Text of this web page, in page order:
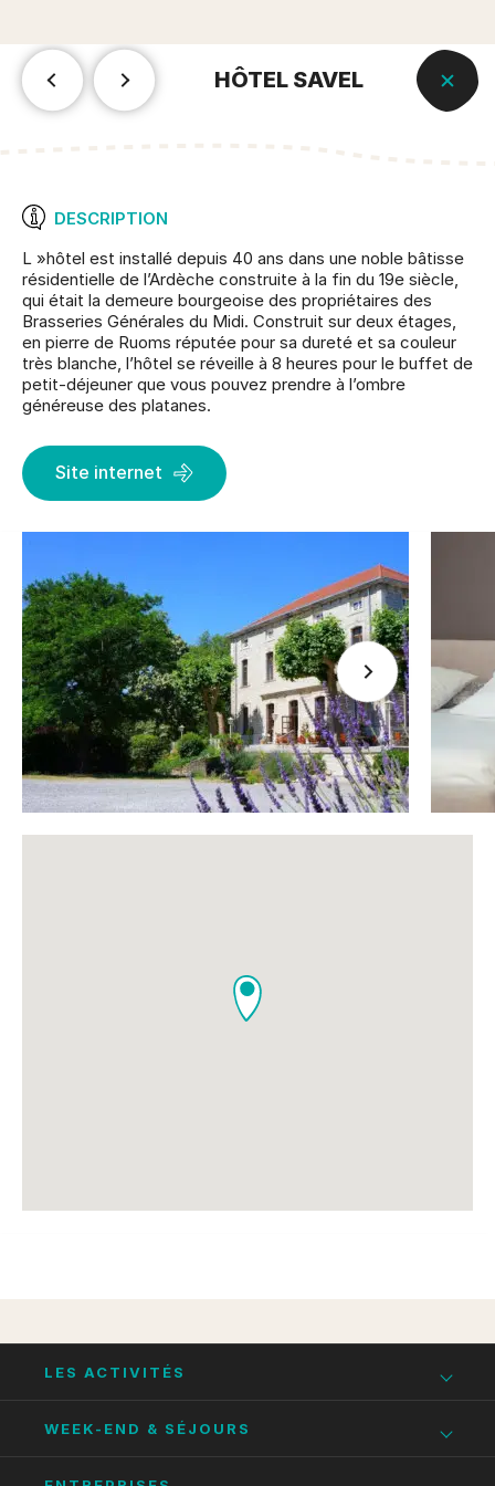
HÔTEL SAVEL
DESCRIPTION
L »hôtel est installé depuis 40 ans dans une noble bâtisse
résidentielle de l’Ardèche construite à la fin du 19e siècle,
qui était la demeure bourgeoise des propriétaires des
Brasseries Générales du Midi. Construit sur deux étages,
en pierre de Ruoms réputée pour sa dureté et sa couleur
très blanche, l’hôtel se réveille à 8 heures pour le buffet de
petit-déjeuner que vous pouvez prendre à l’ombre
généreuse des platanes.
Site internet
LES ACTIVITÉS
Canyoning Ardèche
WEEK-END & SÉJOURS